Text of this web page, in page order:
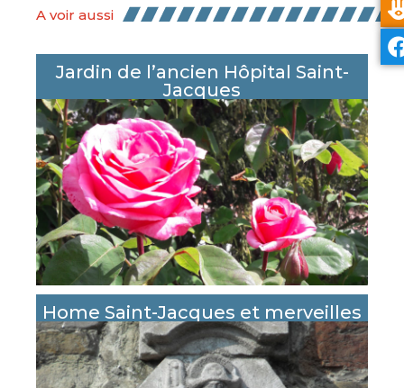
A voir aussi
Jardin de l’ancien Hôpital Saint-
Jacques
Home Saint-Jacques et merveilles